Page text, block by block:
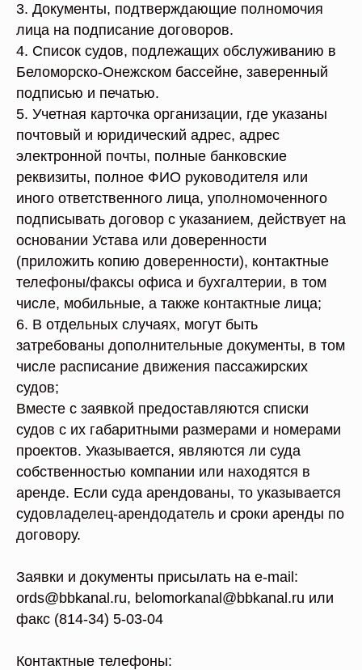
3. Документы, подтверждающие полномочия
лица на подписание договоров.
4. Список судов, подлежащих обслуживанию в
Беломорско-Онежском бассейне, заверенный
подписью и печатью.
5. Учетная карточка организации, где указаны
почтовый и юридический адрес, адрес
электронной почты, полные банковские
реквизиты, полное ФИО руководителя или
иного ответственного лица, уполномоченного
подписывать договор с указанием, действует на
основании Устава или доверенности
(приложить копию доверенности), контактные
телефоны/факсы офиса и бухгалтерии, в том
числе, мобильные, а также контактные лица;
6. В отдельных случаях, могут быть
затребованы дополнительные документы, в том
числе расписание движения пассажирских
судов;
Вместе с заявкой предоставляются списки
судов с их габаритными размерами и номерами
проектов. Указывается, являются ли суда
собственностью компании или находятся в
аренде. Если суда арендованы, то указывается
судовладелец-арендодатель и сроки аренды по
договору.
Заявки и документы присылать на e-mail:
ords@bbkanal.ru, belomorkanal@bbkanal.ru или
факс (814-34) 5-03-04
Контактные телефоны: